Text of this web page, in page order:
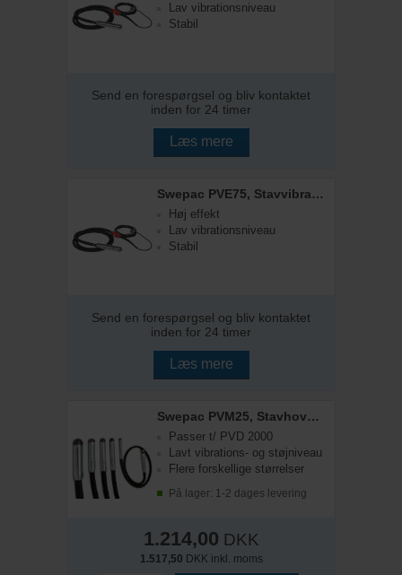
Lav vibrationsniveau
Stabil
Send en forespørgsel og bliv kontaktet
inden for 24 timer
Læs mere
Swepac PVE75, Stavvibrator, 75 mm
Høj effekt
Lav vibrationsniveau
Stabil
Send en forespørgsel og bliv kontaktet
inden for 24 timer
Læs mere
Swepac PVM25, Stavhoved, 25 mm
Passer t/ PVD 2000
Lavt vibrations- og støjniveau
Flere forskellige størrelser
På lager: 1-2 dages levering
1.214,00 DKK
1.517,50 DKK inkl. moms